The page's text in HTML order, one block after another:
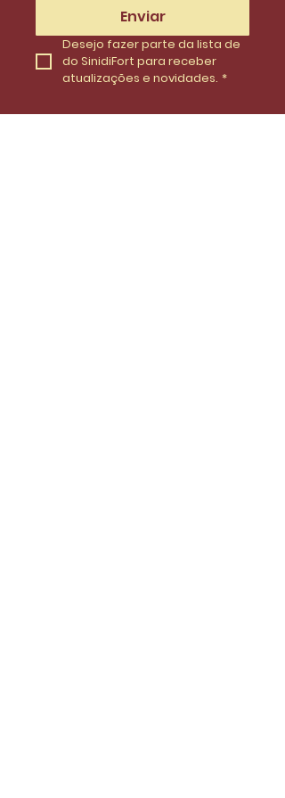
Enviar
Desejo fazer parte da lista de
do SinidiFort para receber
atualizações e novidades. *